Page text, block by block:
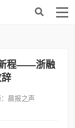
新程——浙融
晨报之声